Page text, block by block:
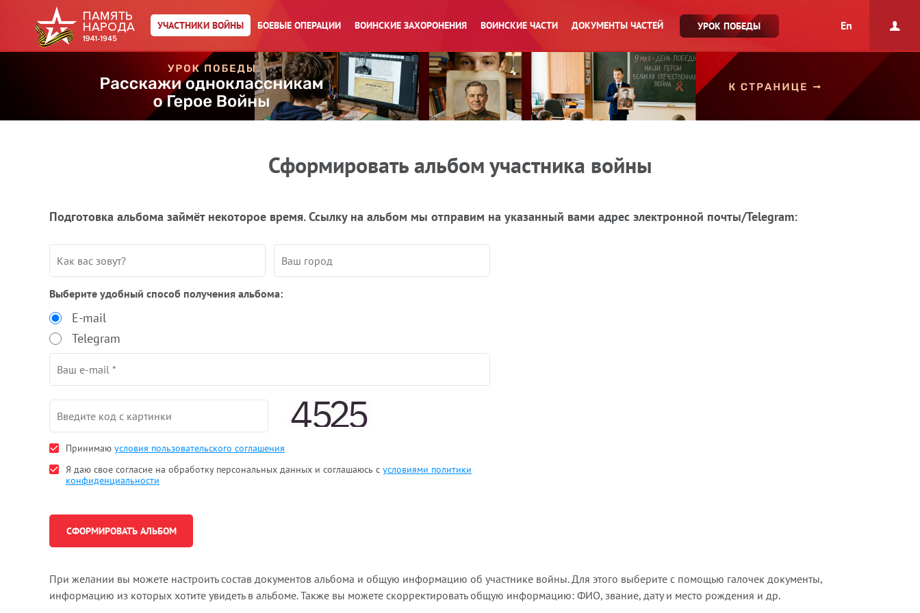
УЧАСТНИКИ ВОЙНЫ БОЕВЫЕ ОПЕРАЦИИ ВОИНСКИЕ ЗАХОРОНЕНИЯ ВОИНСКИЕ ЧАСТИ ДОКУМЕНТЫ ЧАСТЕЙ УРОК ПОБЕДЫ En
Сформировать альбом участника войны
Подготовка альбома займёт некоторое время. Ссылку на альбом мы отправим на указанный вами адрес электронной почты/Telegram:
Выберите удобный способ получения альбома:
E-mail
Telegram
Принимаю условия пользовательского соглашения
Я даю свое согласие на обработку персональных данных и соглашаюсь с условиями политики
конфиденциальности
При желании вы можете настроить состав документов альбома и общую информацию об участнике войны. Для этого выберите с помощью галочек документы,
информацию из которых хотите увидеть в альбоме. Также вы можете скорректировать общую информацию: ФИО, звание, дату и место рождения и др.